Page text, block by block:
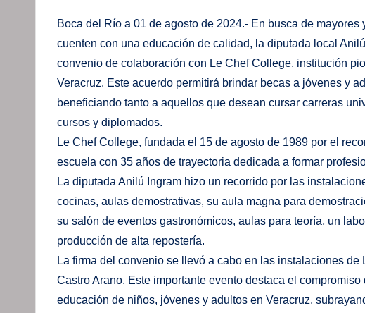
Boca del Río a 01 de agosto de 2024.- En busca de
cuenten con una educación de calidad, la diputada local
convenio de colaboración con Le Chef College, institución
Veracruz. Este acuerdo permitirá brindar becas a jóvenes y
beneficiando tanto a aquellos que desean cursar carreras
cursos y diplomados.
Le Chef College, fundada el 15 de agosto de 1989 por el
escuela con 35 años de trayectoria dedicada a formar
La diputada Anilú Ingram hizo un recorrido por las
cocinas, aulas demostrativas, su aula magna para
su salón de eventos gastronómicos, aulas para teoría, un
producción de alta repostería.
La firma del convenio se llevó a cabo en las instalaciones
Castro Arano. Este importante evento destaca el
educación de niños, jóvenes y adultos en Veracruz,